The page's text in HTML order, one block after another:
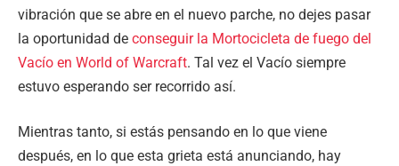
vibración que se abre en el nuevo parche, no dejes pasar
la oportunidad de conseguir la Mortocicleta de fuego del
Vacío en World of Warcraft. Tal vez el Vacío siempre
estuvo esperando ser recorrido así.
Mientras tanto, si estás pensando en lo que viene
después, en lo que esta grieta está anunciando, hay